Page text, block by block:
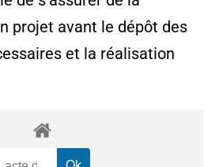
projet avant le dépôt des
et la réalisation